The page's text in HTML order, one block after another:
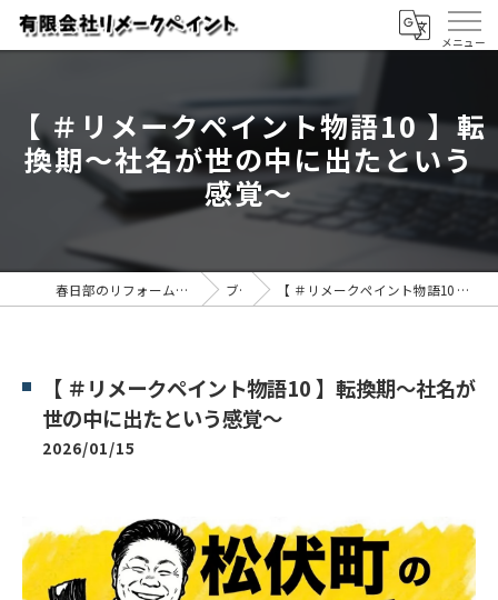
【 ＃リメークペイント物語10 】転
換期～社名が世の中に出たという
感覚～
春日部のリフォームなら有限会社リメークペイント ブログ 【 ＃リメークペイント物語10 】転換期～社名が世の中に出たという感覚～
【 ＃リメークペイント物語10 】転換期～社名が
世の中に出たという感覚～
2026/01/15